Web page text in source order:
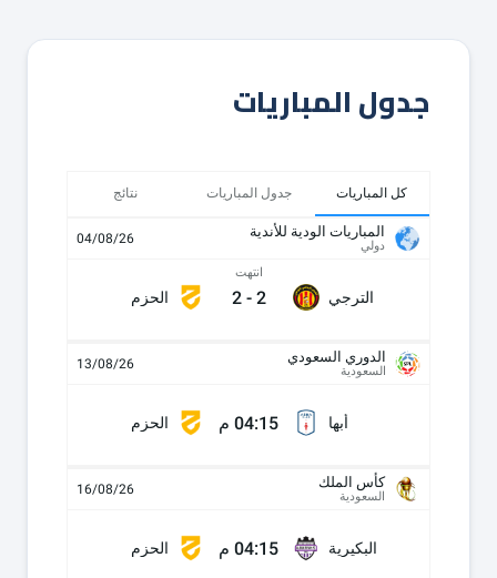
جدول المباريات
كل المباريات جدول المباريات نتائج
المباريات الودية للأندية
دولي 04/08/26
الترجي
انتهت
2
-
2 الحزم
الدوري السعودي
السعودية 13/08/26
أبها 04:15 م الحزم
كأس الملك
السعودية 16/08/26
البكيرية 04:15 م الحزم